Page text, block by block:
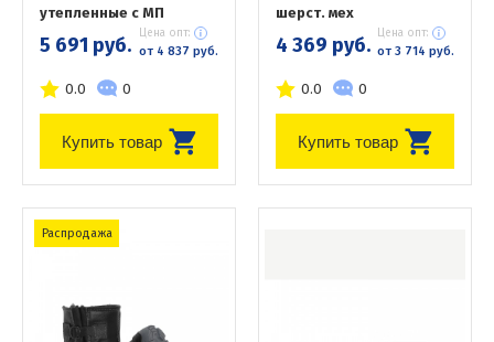
утепленные с МП
5 691 руб. Цена опт:
от 4 837 руб.
0.0 0
Купить товар
шерст. мех
4 369 руб. Цена опт:
от 3 714 руб.
0.0 0
Купить товар
Распродажа